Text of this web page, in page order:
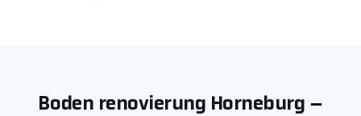
Boden renovierung Horneburg –